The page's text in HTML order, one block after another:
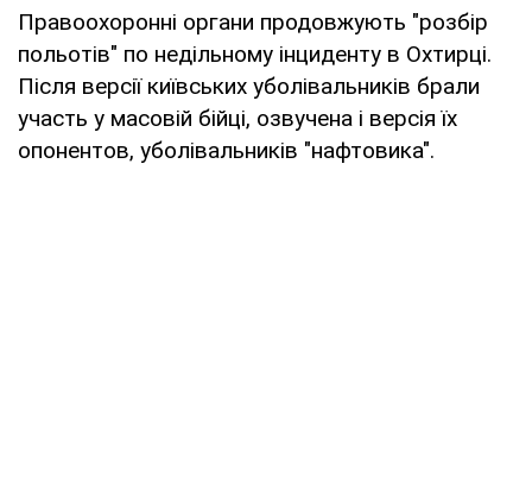
Правоохоронні органи продовжують "розбір
польотів" по недільному інциденту в Охтирці.
Після версії київських уболівальників брали
участь у масовій бійці, озвучена і версія їх
опонентов, уболівальників "нафтовика".